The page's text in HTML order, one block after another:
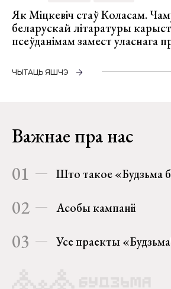
Як Міцкевіч стаў Коласам.
беларускай літаратуры
псеўданімам замест уласнага
ЧЫТАЦЬ ЯШЧЭ
Важнае пра нас
01 Што такое «Будзьма
02 Асобы кампаніі
03 Усе праекты